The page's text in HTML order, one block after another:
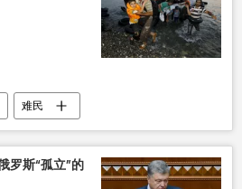
难民
罗斯“孤立”的